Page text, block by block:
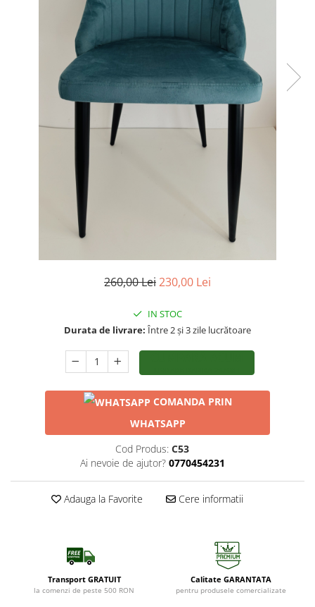
260,00 Lei230,00 Lei
IN STOC
Durata de livrare: Între 2 și 3 zile lucrătoare
COMANDA PRIN
WHATSAPP
Cod Produs: C53
Ai nevoie de ajutor? 0770454231
Adauga la Favorite Cere informatii
Transport GRATUIT
la comenzi de peste 500 RON
Calitate GARANTATA
pentru produsele comercializate